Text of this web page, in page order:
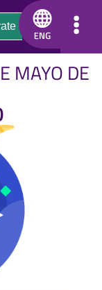
MAYO DE